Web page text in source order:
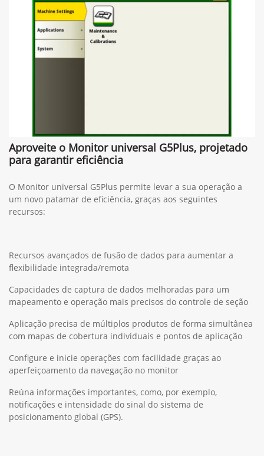
Aproveite o Monitor universal G5Plus, projetado
para garantir eficiência
O Monitor universal G5Plus permite levar a sua operação a
um novo patamar de eficiência, graças aos seguintes
recursos:
Recursos avançados de fusão de dados para aumentar a
flexibilidade integrada/remota
Capacidades de captura de dados melhoradas para um
mapeamento e operação mais precisos do controle de seção
Aplicação precisa de múltiplos produtos de forma simultânea
com mapas de cobertura individuais e pontos de aplicação
Configure e inicie operações com facilidade graças ao
aperfeiçoamento da navegação no monitor
Reúna informações importantes, como, por exemplo,
notificações e intensidade do sinal do sistema de
posicionamento global (GPS).